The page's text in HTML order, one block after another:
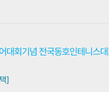
대회기념 전국동호인테니스
]